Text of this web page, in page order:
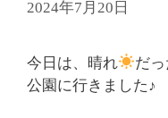
2024年7月20日
今日は、晴れ
だ
公園に行きました♪